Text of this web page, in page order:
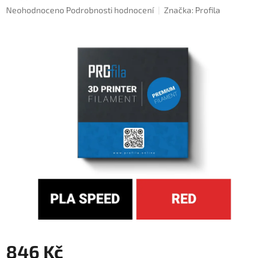
Průměrné
Neohodnoceno Podrobnosti hodnocení Značka: Profila
846 Kč